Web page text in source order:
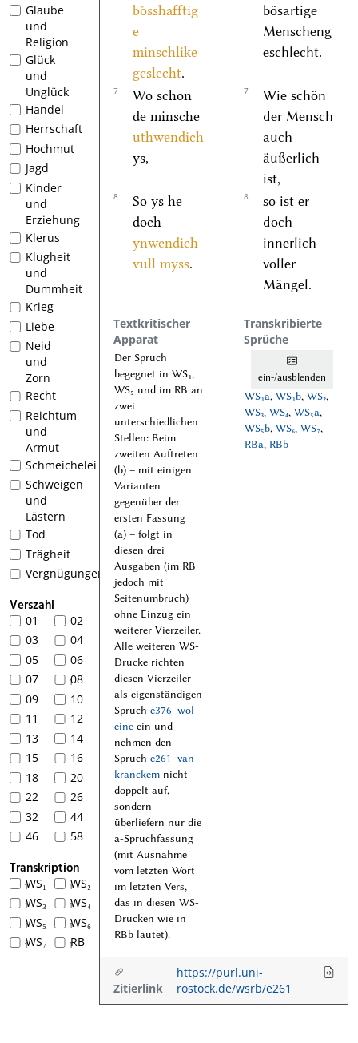
Glaube
und
Religion
Glück
und
Unglück
Handel
Herrschaft
Hochmut
Jagd
Kinder
und
Erziehung
Klerus
Klugheit
und
Dummheit
Krieg
Liebe
Neid
und
Zorn
Recht
Reichtum
und
Armut
Schmeichelei
Schweigen
und
Lästern
Tod
Trägheit
Vergnügungen
Verszahl
01
02
03
04
05
06
07
108
09
10
11
12
13
14
15
16
18
20
22
26
32
44
46
58
Transkription
1WS₁ 1WS₂
1WS₃ 1WS₄
1WS₅ 1WS₆
1WS₇ 1RB
boͤsshafftig
e
minschlike
geslecht.
bösartige
Menscheng
eschlecht.
7
Wo schon
de minsche
uthwendich
ys,
7
Wie schön
der Mensch
auch
äußerlich
ist,
8
So ys he
doch
ynwendich
vull myss.
8
so ist er
doch
innerlich
voller
Mängel.
Textkritischer
Apparat
Transkribierte
Sprüche
Der Spruch
begegnet in WS₁,
WS₅ und im RB an
zwei
unterschiedlichen
Stellen: Beim
zweiten Auftreten
(b) – mit einigen
Varianten
gegenüber der
ersten Fassung
(a) – folgt in
diesen drei
Ausgaben (im RB
jedoch mit
Seitenumbruch)
ohne Einzug ein
weiterer Vierzeiler.
Alle weiteren WS-
Drucke richten
diesen Vierzeiler
als eigenständigen
Spruch e376_wol-
eine ein und
nehmen den
Spruch e261_van-
kranckem nicht
doppelt auf,
sondern
überliefern nur die
a-Spruchfassung
(mit Ausnahme
vom letzten Wort
im letzten Vers,
das in diesen WS-
Drucken wie in
RBb lautet).
ein-/ausblenden
WS₁a, WS₁b, WS₂,
WS₃, WS₄, WS₅a,
WS₅b, WS₆, WS₇,
RBa, RBb
Zitierlink
https://purl.uni-
rostock.de/wsrb/e261